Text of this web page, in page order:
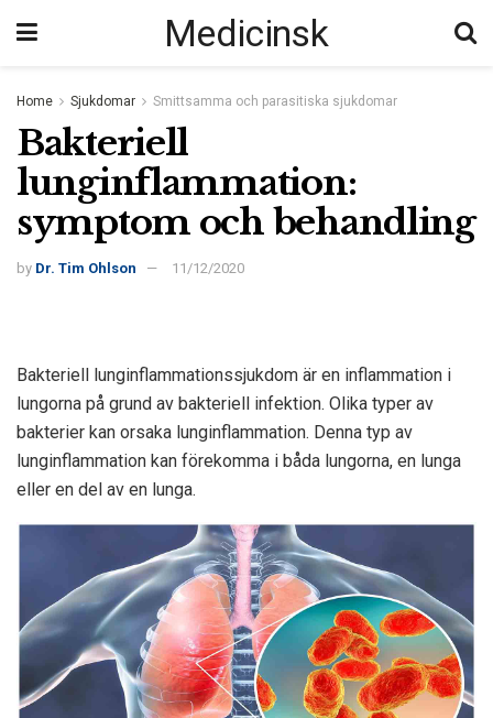
Medicinsk
Home Sjukdomar Smittsamma och parasitiska sjukdomar
Bakteriell
lunginflammation:
symptom och behandling
by Dr. Tim Ohlson 11/12/2020
Bakteriell lunginflammationssjukdom är en inflammation i
lungorna på grund av bakteriell infektion. Olika typer av
bakterier kan orsaka lunginflammation. Denna typ av
lunginflammation kan förekomma i båda lungorna, en lunga
eller en del av en lunga.